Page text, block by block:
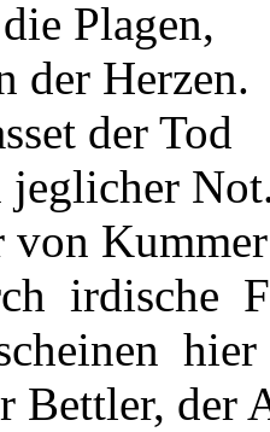
Plagen,
der Herzen.
der Tod
jeglicher
von
irdische
Bettler, der